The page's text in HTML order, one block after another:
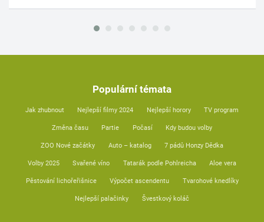
Populární témata
Jak zhubnout Nejlepší filmy 2024 Nejlepší horory TV program
Změna času Partie Počasí Kdy budou volby
ZOO Nové začátky Auto – katalog 7 pádů Honzy Dědka
Volby 2025 Svařené víno Tatarák podle Pohlreicha Aloe vera
Pěstování lichořeřišnice Výpočet ascendentu Tvarohové knedlíky
Nejlepší palačinky Švestkový koláč